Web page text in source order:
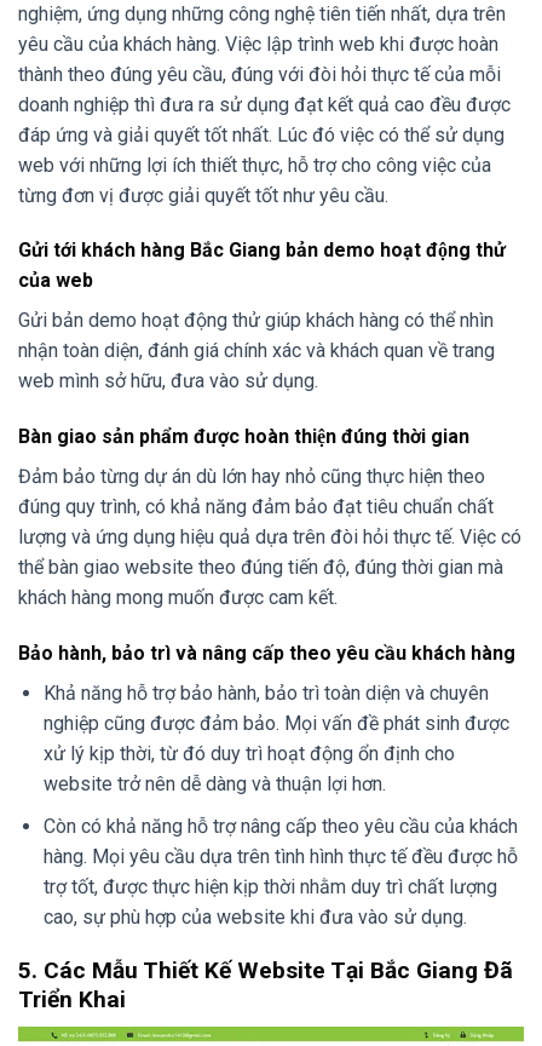
nghiệm, ứng dụng những công nghệ tiên tiến nhất, dựa trên
yêu cầu của khách hàng. Việc lập trình web khi được hoàn
thành theo đúng yêu cầu, đúng với đòi hỏi thực tế của mỗi
doanh nghiệp thì đưa ra sử dụng đạt kết quả cao đều được
đáp ứng và giải quyết tốt nhất. Lúc đó việc có thể sử dụng
web với những lợi ích thiết thực, hỗ trợ cho công việc của
từng đơn vị được giải quyết tốt như yêu cầu.
Gửi tới khách hàng Bắc Giang bản demo hoạt động thử
của web
Gửi bản demo hoạt động thử giúp khách hàng có thể nhìn
nhận toàn diện, đánh giá chính xác và khách quan về trang
web mình sở hữu, đưa vào sử dụng.
Bàn giao sản phẩm được hoàn thiện đúng thời gian
Đảm bảo từng dự án dù lớn hay nhỏ cũng thực hiện theo
đúng quy trình, có khả năng đảm bảo đạt tiêu chuẩn chất
lượng và ứng dụng hiệu quả dựa trên đòi hỏi thực tế. Việc có
thể bàn giao website theo đúng tiến độ, đúng thời gian mà
khách hàng mong muốn được cam kết.
Bảo hành, bảo trì và nâng cấp theo yêu cầu khách hàng
Khả năng hỗ trợ bảo hành, bảo trì toàn diện và chuyên
nghiệp cũng được đảm bảo. Mọi vấn đề phát sinh được
xử lý kịp thời, từ đó duy trì hoạt động ổn định cho
website trở nên dễ dàng và thuận lợi hơn.
Còn có khả năng hỗ trợ nâng cấp theo yêu cầu của khách
hàng. Mọi yêu cầu dựa trên tình hình thực tế đều được hỗ
trợ tốt, được thực hiện kịp thời nhằm duy trì chất lượng
cao, sự phù hợp của website khi đưa vào sử dụng.
5. Các Mẫu Thiết Kế Website Tại Bắc Giang Đã
Triển Khai